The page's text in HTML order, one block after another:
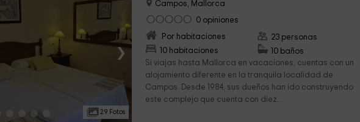
›
29 Fotos
Campos, Mallorca
0 opiniones
Por habitaciones
10 habitaciones
23 personas
10 baños
Si viajas hasta Mallorca en vacaciones, cuentas con un
alojamiento diferente en la tranquila localidad de
Campos. Desde 1984, sus dueños han ido construyendo
este complejo que cuenta con diez...